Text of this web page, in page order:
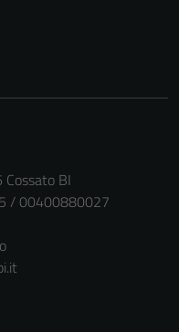
BI
/ 00400880027